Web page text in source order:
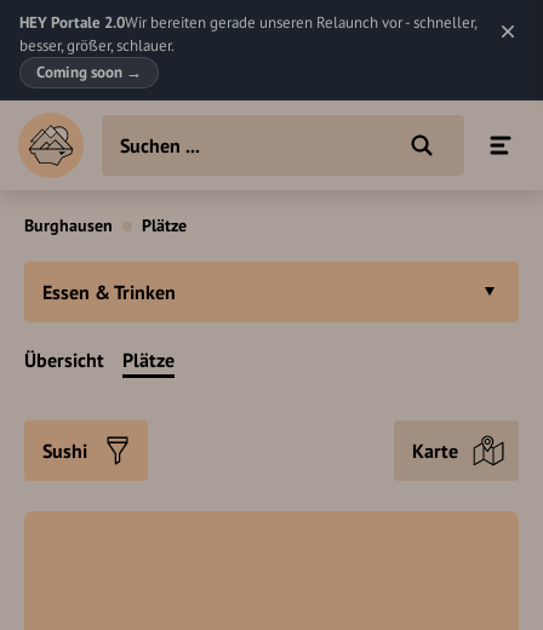
HEY Portale 2.0Wir bereiten gerade unseren Relaunch vor - schneller,
besser, größer, schlauer.
Coming soon →
Burghausen Plätze
Essen & Trinken
Übersicht Plätze
Sushi Karte